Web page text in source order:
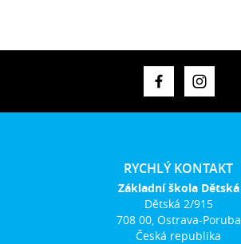
RYCHLÝ KONTAKT
Základní škola Dětská
Dětská 2/915
708 00, Ostrava-Poruba
Česká republika